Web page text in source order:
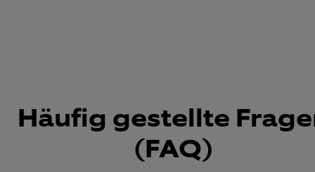
Häufig gestellte
(FAQ)